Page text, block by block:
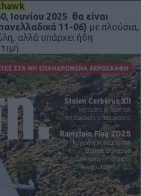
Ιουνίου 2025 θα είναι
11-06) με πλούσια,
αλλά υπάρχει ήδη